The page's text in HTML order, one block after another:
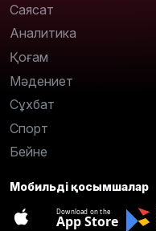
Саясат
Аналитика
Қоғам
Мәдениет
Сұхбат
Спорт
Бейне
Мобильді қосымшалар
Download on the
App Store